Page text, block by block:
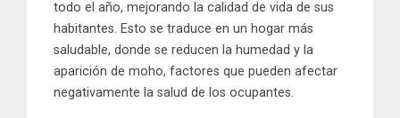
todo el año, mejorando la calidad de vida de sus
habitantes. Esto se traduce en un hogar más
saludable, donde se reducen la humedad y la
aparición de moho, factores que pueden afectar
negativamente la salud de los ocupantes.